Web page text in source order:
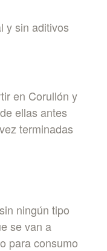
y sin aditivos
en Corullón y
ellas antes
terminadas
ningún tipo
se van a
para consumo